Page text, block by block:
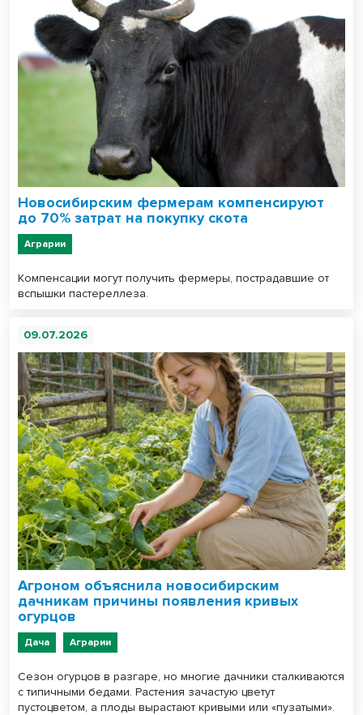
Новосибирским фермерам компенсируют
до 70% затрат на покупку скота
Аграрии
Компенсации могут получить фермеры, пострадавшие от
вспышки пастереллеза.
09.07.2026
Агроном объяснила новосибирским
дачникам причины появления кривых
огурцов
Дача Аграрии
Сезон огурцов в разгаре, но многие дачники сталкиваются
с типичными бедами. Растения зачастую цветут
пустоцветом, а плоды вырастают кривыми или «пузатыми».